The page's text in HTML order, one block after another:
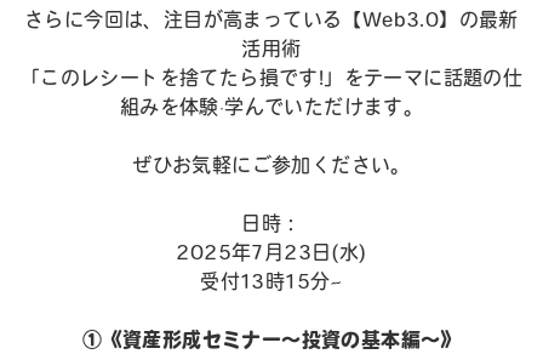
さらに今回は、注目が高まっている【Web3.0】の最新
活用術
「このレシートを捨てたら損です!」をテーマに話題の仕
組みを体験·学んでいただけます。
ぜひお気軽にご参加ください。
日時：
2025年7月23日(水)
受付13時15分~
①《資産形成セミナー～投資の基本編～》